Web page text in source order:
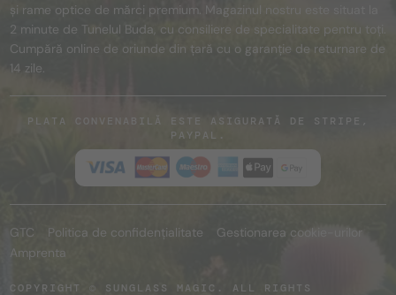
și rame optice de mărci premium. Magazinul nostru este situat la
2 minute de Tunelul Buda, cu consiliere de specialitate pentru toți.
Cumpără online de oriunde din țară cu o garanție de returnare de
14 zile.
PLATA CONVENABILĂ ESTE ASIGURATĂ DE STRIPE,
PAYPAL.
GTC Politica de confidențialitate
Gestionarea cookie-urilor
Amprenta
COPYRIGHT © SUNGLASS MAGIC. ALL RIGHTS